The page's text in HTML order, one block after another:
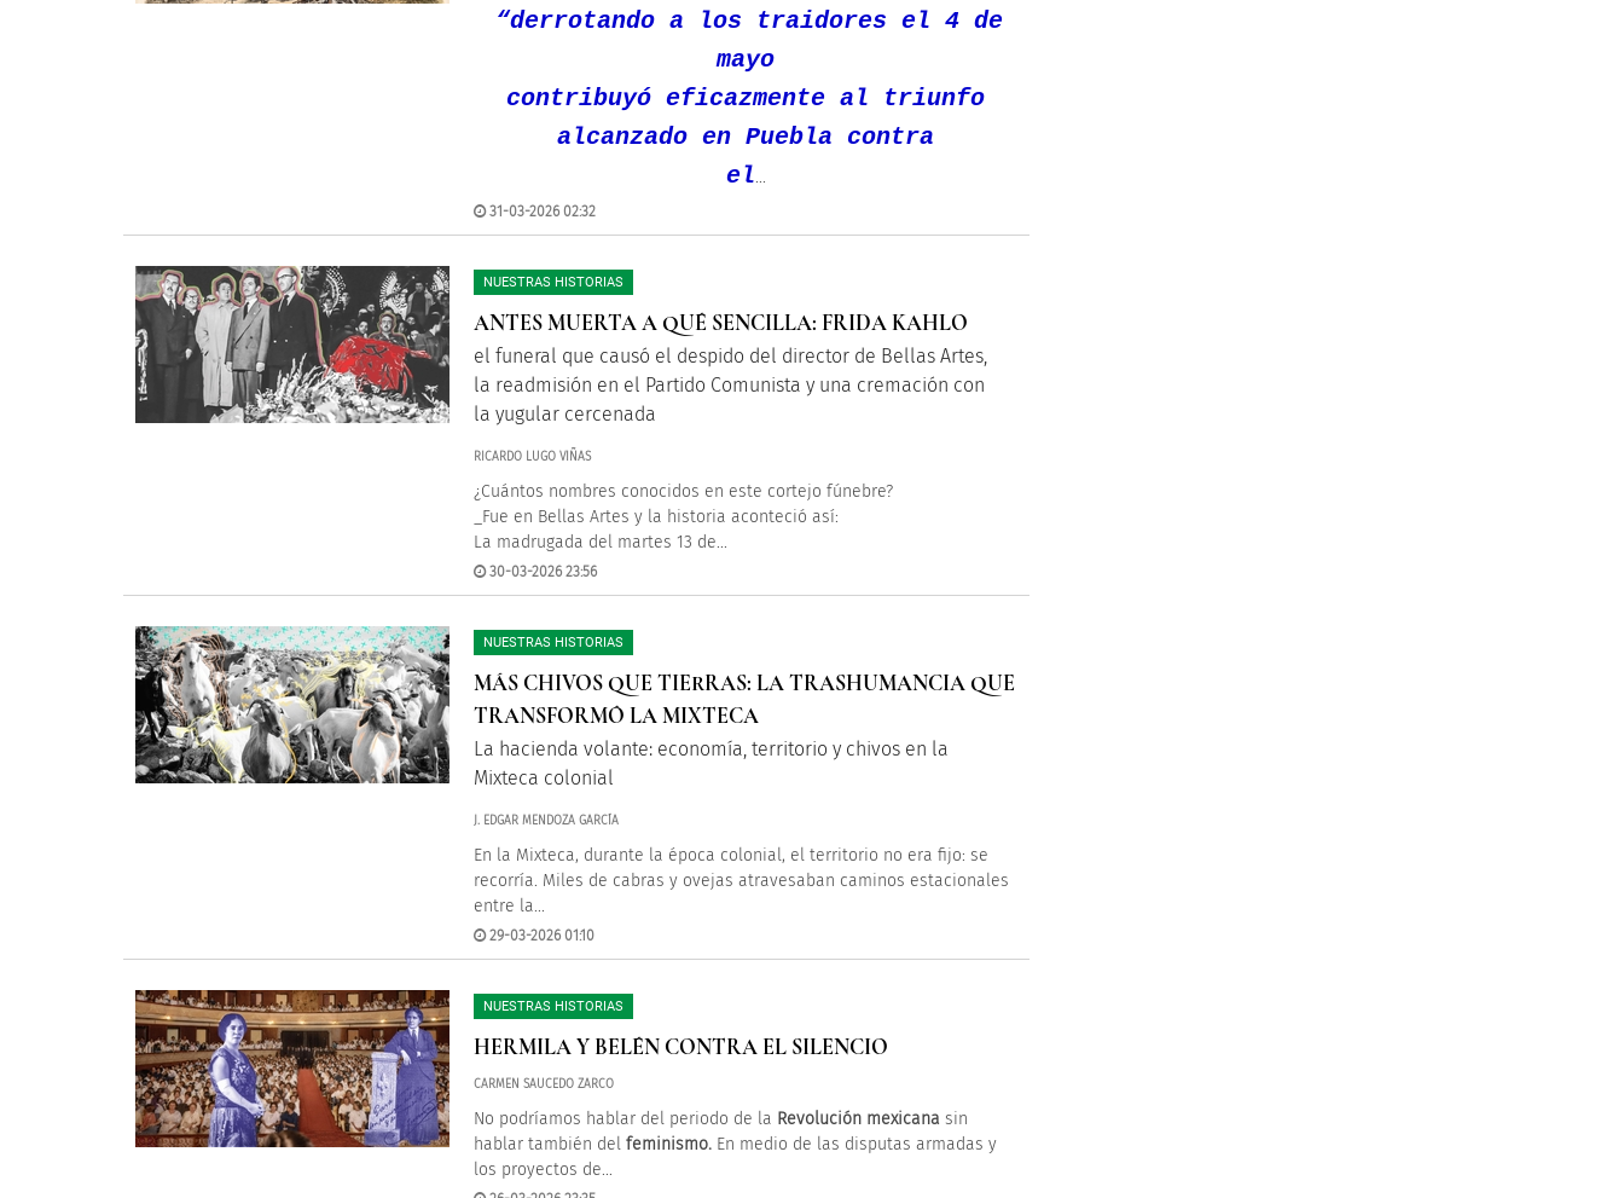
“derrotando a los traidores el 4 de
mayo
contribuyó eficazmente al triunfo
alcanzado en Puebla contra
el...
31-03-2026 02:32
NUESTRAS HISTORIAS
ANTES MUERTA A QUÉ SENCILLA: FRIDA KAHLO
el funeral que causó el despido del director de Bellas Artes,
la readmisión en el Partido Comunista y una cremación con
la yugular cercenada
RICARDO LUGO VIÑAS
¿Cuántos nombres conocidos en este cortejo fúnebre?
_Fue en Bellas Artes y la historia aconteció así:
La madrugada del martes 13 de...
30-03-2026 23:56
NUESTRAS HISTORIAS
MÁS CHIVOS QUE TIERRAS: LA TRASHUMANCIA QUE
TRANSFORMÓ LA MIXTECA
La hacienda volante: economía, territorio y chivos en la
Mixteca colonial
J. EDGAR MENDOZA GARCÍA
En la Mixteca, durante la época colonial, el territorio no era fijo: se
recorría. Miles de cabras y ovejas atravesaban caminos estacionales
entre la...
29-03-2026 01:10
NUESTRAS HISTORIAS
HERMILA Y BELÉN CONTRA EL SILENCIO
CARMEN SAUCEDO ZARCO
No podríamos hablar del periodo de la Revolución mexicana sin
hablar también del feminismo. En medio de las disputas armadas y
los proyectos de...